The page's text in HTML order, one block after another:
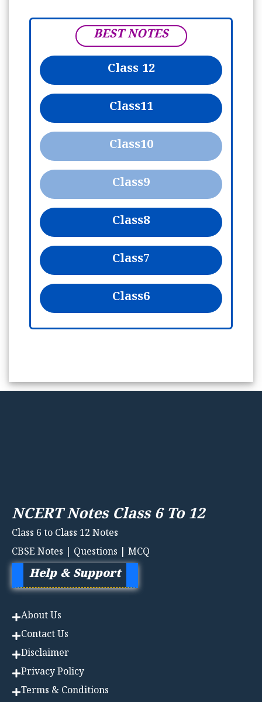
BEST NOTES
Class 12
Class11
Class10
Class9
Class8
Class7
Class6
NCERT Notes Class 6 To 12
Class 6 to Class 12 Notes
CBSE Notes | Questions | MCQ
Help & Support
About Us
Contact Us
Disclaimer
Privacy Policy
Terms & Conditions